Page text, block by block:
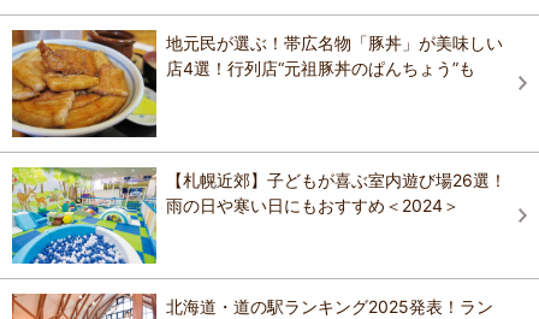
地元民が選ぶ！帯広名物「豚丼」が美味しい
店4選！行列店“元祖豚丼のぱんちょう”も
【札幌近郊】子どもが喜ぶ室内遊び場26選！
雨の日や寒い日にもおすすめ＜2024＞
北海道・道の駅ランキング2025発表！ラン